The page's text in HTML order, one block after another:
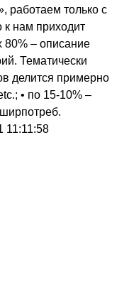
работаем только с
нам приходит
80% – описание
Тематически
делится примерно
• по 15-10% –
11:11:58